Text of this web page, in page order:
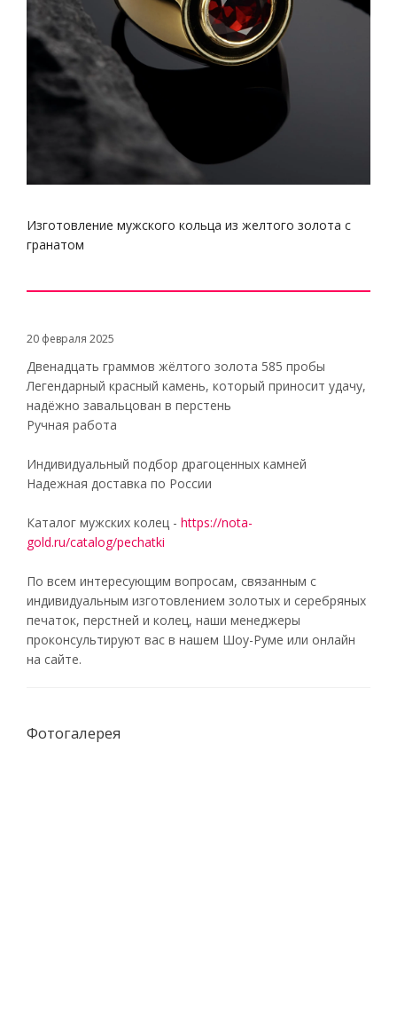
Изготовление мужского кольца из желтого золота с
гранатом
20 февраля 2025
Двенадцать граммов жёлтого золота 585 пробы
Легендарный красный камень, который приносит удачу,
надёжно завальцован в перстень
Ручная работа
Индивидуальный подбор драгоценных камней
Надежная доставка по России
Каталог мужских колец - https://nota-
gold.ru/catalog/pechatki
По всем интересующим вопросам, связанным с
индивидуальным изготовлением золотых и серебряных
печаток, перстней и колец, наши менеджеры
проконсультируют вас в нашем Шоу-Руме или онлайн
на сайте.
Фотогалерея